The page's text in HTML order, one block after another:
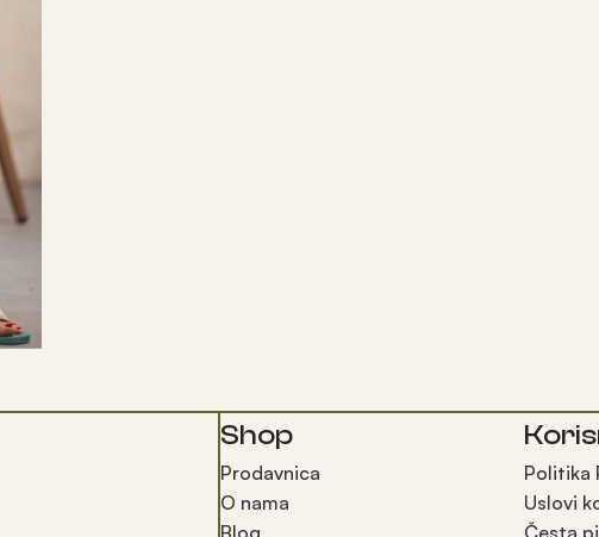
Shop
Prodavnica
O nama
Blog
Politika
Uslovi
Česta